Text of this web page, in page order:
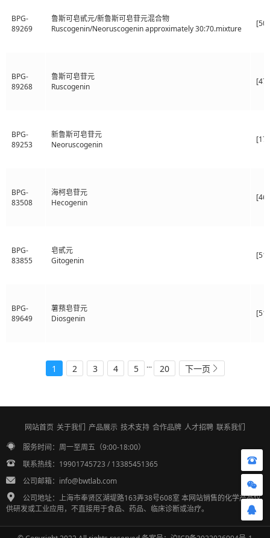
BPG-
89269
鲁斯可皂甙元/新鲁斯可皂苷元混合物
Ruscogenin/Neoruscogenin approximately 30:70.mixture
BPG-
89268
鲁斯可皂苷元
Ruscogenin
BPG-
89253
新鲁斯可皂苷元
Neoruscogenin
BPG-
83508
海柯皂苷元
Hecogenin
BPG-
83855
皂甙元
Gitogenin
BPG-
89649
薯蓣皂苷元
Diosgenin
1 2 3 4 5 ... 20 下一页
网站首页 关于我们 产品展示 技术支持 合作品牌 人才招聘 联系我们
服务时间：周一至周五（9:00-18:00）
联系热线：19901745723 / 13385451365
公司邮箱：info@bwtlab.com
公司地址：上海市奉贤区湖堤路163弄38号608室 本网站销售的化学产品仅
供研发或工业应用，不直接用于食品、药品、临床诊断或治疗。